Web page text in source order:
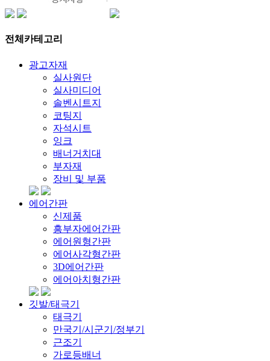
전체카테고리
광고자재
실사원단
실사미디어
솔벤시트지
코팅지
자석시트
잉크
배너거치대
부자재
장비 및 부품
에어간판
신제품
흥부자에어간판
에어원형간판
에어사각형간판
3D에어간판
에어아치형간판
깃발/태극기
태극기
만국기/시군기/정부기
근조기
가로등배너